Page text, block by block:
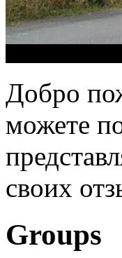
Добро
можете
своих
Groups